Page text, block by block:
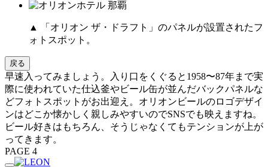
▲ 「オリオン ザ・ドラフト」のパネルが設置されたフ
ォトスポット。
戻る
早速入ってみましょう。入り口をくぐると1958〜87年まで実
際に使われていた仕込釜やビール缶が並んだバックパネルな
どフォトスポットがお出迎え。オリオンビールのロゴデザイ
ンはどこか懐かしく親しみやすいのでSNSでも映えますね。
ビール好きはもちろん、そうじゃなくてもテンションが上が
ってきます。
PAGE 4